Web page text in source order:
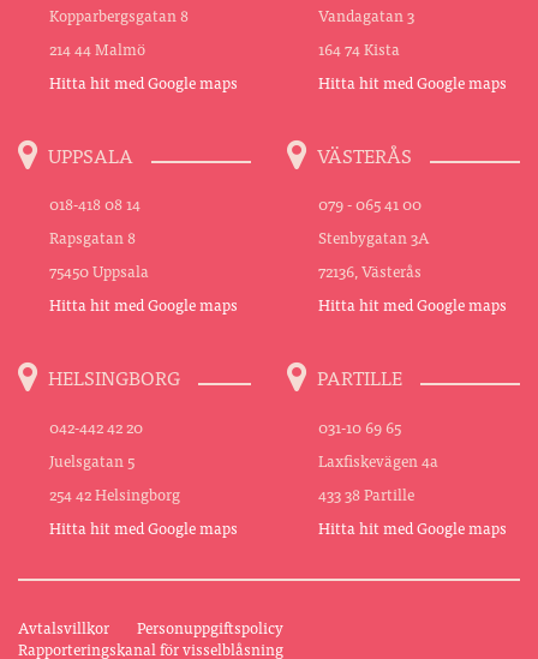
Kopparbergsgatan 8
214 44 Malmö
Hitta hit med Google maps
Vandagatan 3
164 74 Kista
Hitta hit med Google maps
UPPSALA
018-418 08 14
Rapsgatan 8
75450 Uppsala
Hitta hit med Google maps
VÄSTERÅS
079 - 065 41 00
Stenbygatan 3A
72136, Västerås
Hitta hit med Google maps
HELSINGBORG
042-442 42 20
Juelsgatan 5
254 42 Helsingborg
Hitta hit med Google maps
PARTILLE
031-10 69 65
Laxfiskevägen 4a
433 38 Partille
Hitta hit med Google maps
Avtalsvillkor
Personuppgiftspolicy
Rapporteringskanal för visselblåsning